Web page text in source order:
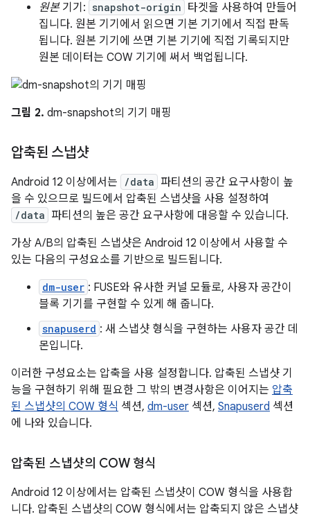
원본 기기: snapshot-origin 타겟을 사용하여 만들어
집니다. 원본 기기에서 읽으면 기본 기기에서 직접 판독
됩니다. 원본 기기에 쓰면 기본 기기에 직접 기록되지만
원본 데이터는 COW 기기에 써서 백업됩니다.
그림 2. dm-snapshot의 기기 매핑
압축된 스냅샷
Android 12 이상에서는 /data 파티션의 공간 요구사항이 높
을 수 있으므로 빌드에서 압축된 스냅샷을 사용 설정하여
/data 파티션의 높은 공간 요구사항에 대응할 수 있습니다.
가상 A/B의 압축된 스냅샷은 Android 12 이상에서 사용할 수
있는 다음의 구성요소를 기반으로 빌드됩니다.
dm-user : FUSE와 유사한 커널 모듈로, 사용자 공간이
블록 기기를 구현할 수 있게 해 줍니다.
snapuserd : 새 스냅샷 형식을 구현하는 사용자 공간 데
몬입니다.
이러한 구성요소는 압축을 사용 설정합니다. 압축된 스냅샷 기
능을 구현하기 위해 필요한 그 밖의 변경사항은 이어지는 압축
된 스냅샷의 COW 형식 섹션, dm-user 섹션, Snapuserd 섹션
에 나와 있습니다.
압축된 스냅샷의 COW 형식
Android 12 이상에서는 압축된 스냅샷이 COW 형식을 사용합
니다. 압축된 스냅샷의 COW 형식에서는 압축되지 않은 스냅샷